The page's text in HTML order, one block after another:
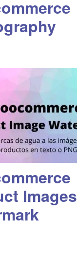
Images